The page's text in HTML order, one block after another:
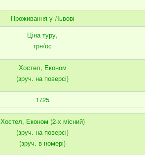
Проживання у Львові
Ціна туру,
грн/ос
Хостел, Економ
(зруч. на поверсі)
1725
Хостел, Економ (2-х місний)
(зруч. на поверсі)
(зруч. в номері)